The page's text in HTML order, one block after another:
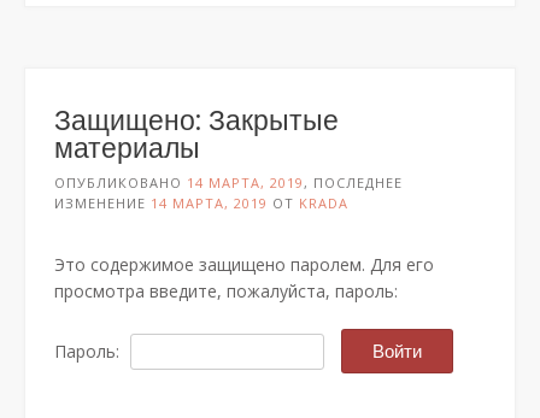
Защищено: Закрытые
материалы
ОПУБЛИКОВАНО 14 МАРТА, 2019 , ПОСЛЕДНЕЕ
ИЗМЕНЕНИЕ 14 МАРТА, 2019 ОТ KRADA
Это содержимое защищено паролем. Для его
просмотра введите, пожалуйста, пароль:
Пароль: